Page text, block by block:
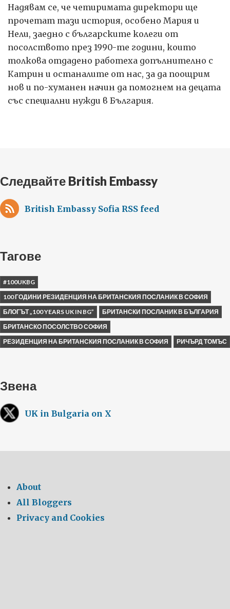
Надявам се, че четиримата директори ще
прочетат тази история, особено Мария и
Нели, заедно с българските колеги от
посолството през 1990-те години, които
толкова отдадено работеха допълнително с
Катрин и останалите от нас, за да поощрим
нов и по-хуманен начин да помогнем на децата
със специални нужди в България.
Следвайте British Embassy
British Embassy Sofia RSS feed
Тагове
#100UKBG
100 ГОДИНИ РЕЗИДЕНЦИЯ НА БРИТАНСКИЯ ПОСЛАНИК В СОФИЯ
БЛОГЪТ „100 YEARS UK IN BG”
БРИТАНСКИ ПОСЛАНИК В БЪЛГАРИЯ
БРИТАНСКО ПОСОЛСТВО СОФИЯ
РЕЗИДЕНЦИЯ НА БРИТАНСКИЯ ПОСЛАНИК В СОФИЯ
РИЧЪРД ТОМЪС
Звена
UK in Bulgaria on X
About
All Bloggers
Privacy and Cookies